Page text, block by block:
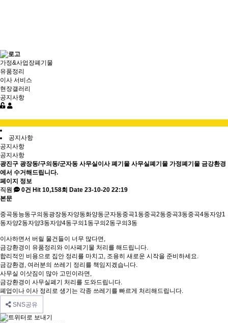
가정&사업장폐기물
유품정리
이사 서비스
현장갤러리
공지사항
공지사항
공지사항
공지사항
광진구 광장동/구의동/군자동 사무실이사 폐기물 사무실폐기물 가정폐기물 금강환경
에서 수거해드립니다.
페이지 정보
직원
0건 Hit 10,158회 Date 23-10-20 22:19
본문
중곡동능동구의동광장동자양동화양동군자동중곡1동중곡2동중곡3동중곡4동자양1
동자양2동자양3동자양4동구의1동구의2동구의3동
이사하면서 버릴 물건들이 너무 많다면,
금강환경이 유품정리와 이사폐기물 처리를 해드립니다.
합리적인 비용으로 집안 정리를 마치고, 조용히 새로운 시작을 준비하세요.
금강환경, 여러분의 쓰레기 정리를 책임지겠습니다.
사무실 이삿짐이 많아 고민이라면,
금강환경이 사무실폐기 처리를 도와드립니다.
폐업이나 이사 정리로 생기는 각종 쓰레기를 빠르게 처리해드립니다.
SNS공유